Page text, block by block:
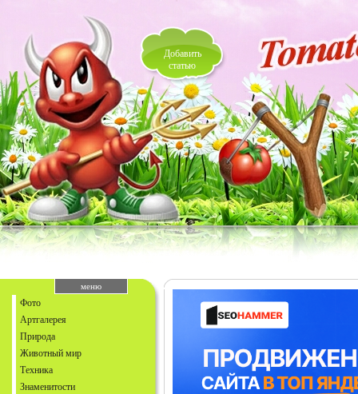
Добавить
статью
меню
Фото
Артгалерея
Природа
Животный мир
Техника
Знаменитости